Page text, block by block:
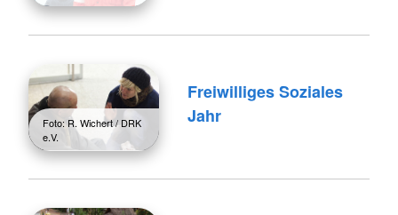
Foto: R. Wichert / DRK
e.V.
Freiwilliges Soziales
Jahr